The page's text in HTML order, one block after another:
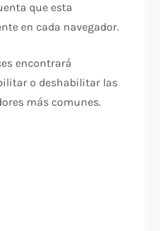
que esta
en cada navegador.
encontrará
o deshabilitar las
más comunes.